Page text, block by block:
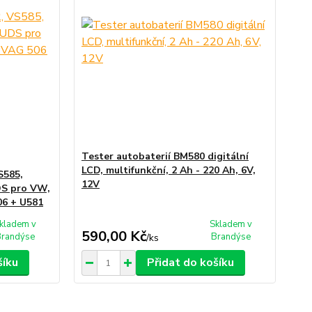
pro VW,
+ U581
v
Tester autobaterií BM580 digitální
LCD, multifunkční, 2 Ah - 220 Ah, 6V,
12V
590,00 Kč/ks
Skladem v
Brandýse
Přidat do košíku